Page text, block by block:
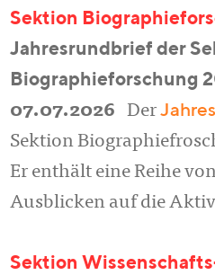
Sektion
Jahresrundbrief der
Biographieforschung
07.07.2026
Der
Sektion
Er enthält eine Reihe
Ausblicken auf die
Sektion